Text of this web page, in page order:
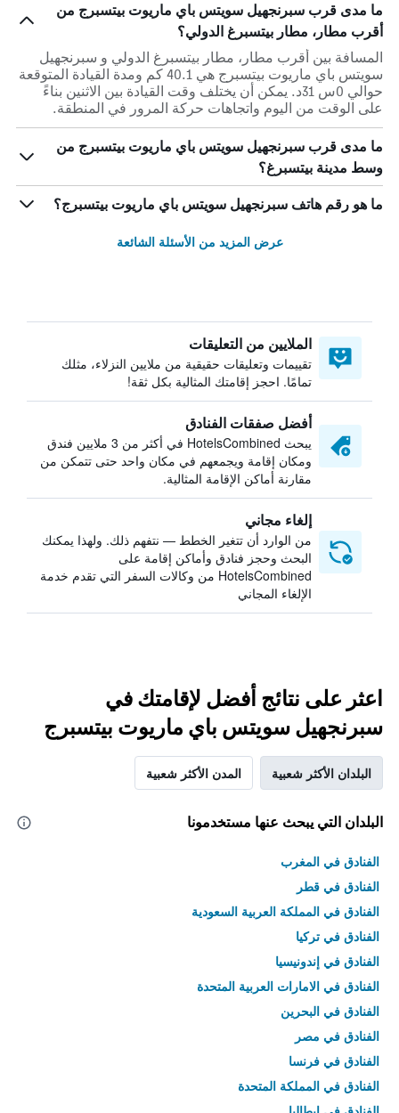
ما مدى قرب سبرنجهيل سويتس باي ماريوت بيتسبرج من
أقرب مطار، مطار بيتسبرغ الدولي؟
المسافة بين أقرب مطار، مطار بيتسبرغ الدولي و سبرنجهيل
سويتس باي ماريوت بيتسبرج هي 40.1 كم ومدة القيادة المتوقعة
حوالي 0س 31د. يمكن أن يختلف وقت القيادة بين الاثنين بناءً
على الوقت من اليوم واتجاهات حركة المرور في المنطقة.
ما مدى قرب سبرنجهيل سويتس باي ماريوت بيتسبرج من
وسط مدينة بيتسبرغ؟
ما هو رقم هاتف سبرنجهيل سويتس باي ماريوت بيتسبرج؟
عرض المزيد من الأسئلة الشائعة
الملايين من التعليقات
تقييمات وتعليقات حقيقية من ملايين النزلاء، مثلك
تمامًا. احجز إقامتك المثالية بكل ثقة!
أفضل صفقات الفنادق
يبحث HotelsCombined في أكثر من 3 ملايين فندق
ومكان إقامة ويجمعهم في مكان واحد حتى تتمكن من
مقارنة أماكن الإقامة المثالية.
إلغاء مجاني
من الوارد أن تتغير الخطط — نتفهم ذلك. ولهذا يمكنك
البحث وحجز فنادق وأماكن إقامة على
HotelsCombined من وكالات السفر التي تقدم خدمة
الإلغاء المجاني
اعثر على نتائج أفضل لإقامتك في
سبرنجهيل سويتس باي ماريوت بيتسبرج
البلدان الأكثر شعبية المدن الأكثر شعبية
البلدان التي يبحث عنها مستخدمونا
الفنادق في المغرب
الفنادق في قطر
الفنادق في المملكة العربية السعودية
الفنادق في تركيا
الفنادق في إندونيسيا
الفنادق في الامارات العربية المتحدة
الفنادق في البحرين
الفنادق في مصر
الفنادق في فرنسا
الفنادق في المملكة المتحدة